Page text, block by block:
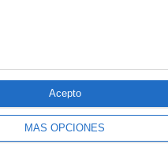
MÁS OPCIONES
Acepto